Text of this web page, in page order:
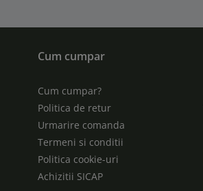
Cum cumpar
Cum cumpar?
Politica de retur
Urmarire comanda
Termeni si conditii
Politica cookie-uri
Achizitii SICAP